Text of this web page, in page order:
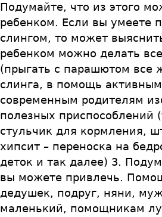
Подумайте, что из этого
ребенком. Если вы умеете
слингом, то может
ребенком можно делать
(прыгать с парашютом все
слинга, в помощь
современным родителям
полезных приспособлений
стульчик для кормления,
хипсит – переноска на
деток и так далее) 3.
вы можете привлечь.
дедушек, подруг, няни,
маленький, помощникам